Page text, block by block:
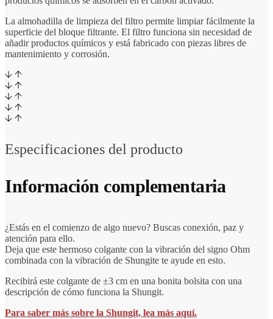
La almohadilla de limpieza del filtro permite limpiar fácilmente la
superficie del bloque filtrante. El filtro funciona sin necesidad de
añadir productos químicos y está fabricado con piezas libres de
mantenimiento y corrosión.
Especificaciones del producto
Información complementaria
¿Estás en el comienzo de algo nuevo? Buscas conexión, paz y
atención para ello.
Deja que este hermoso colgante con la vibración del signo Ohm
combinada con la vibración de Shungite te ayude en esto.
Recibirá este colgante de ±3 cm en una bonita bolsita con una
descripción de cómo funciona la Shungit.
Para saber más sobre la Shungit, lea más aquí.